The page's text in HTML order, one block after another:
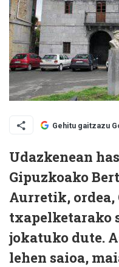
Gehitu gaitzazu
Udazkenean
Gipuzkoako
Aurretik, ordea,
txapelketarako
jokatuko dute.
lehen saioa,